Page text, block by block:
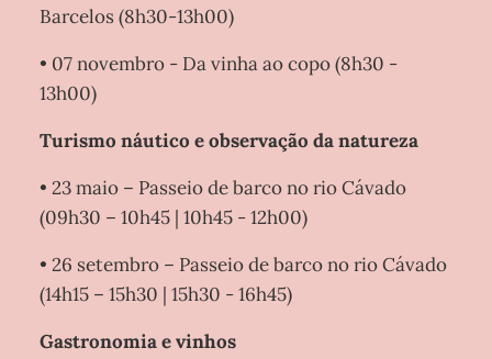
Barcelos (8h30-13h00)
• 07 novembro - Da vinha ao copo (8h30 -
13h00)
Turismo náutico e observação da natureza
• 23 maio – Passeio de barco no rio Cávado
(09h30 – 10h45 | 10h45 - 12h00)
• 26 setembro – Passeio de barco no rio Cávado
(14h15 – 15h30 | 15h30 - 16h45)
Gastronomia e vinhos